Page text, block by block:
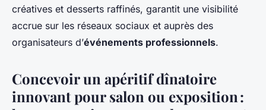
créatives et desserts raffinés, garantit une visibilité
accrue sur les réseaux sociaux et auprès des
organisateurs d’événements professionnels.
Concevoir un apéritif dînatoire
innovant pour salon ou exposition :